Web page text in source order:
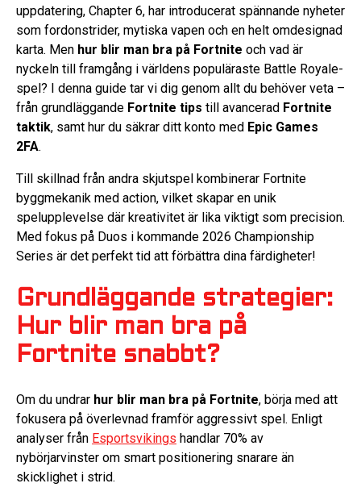
uppdatering, Chapter 6, har introducerat spännande nyheter
som fordonstrider, mytiska vapen och en helt omdesignad
karta. Men hur blir man bra på Fortnite och vad är
nyckeln till framgång i världens populäraste Battle Royale-
spel? I denna guide tar vi dig genom allt du behöver veta –
från grundläggande Fortnite tips till avancerad Fortnite
taktik, samt hur du säkrar ditt konto med Epic Games
2FA.
Till skillnad från andra skjutspel kombinerar Fortnite
byggmekanik med action, vilket skapar en unik
spelupplevelse där kreativitet är lika viktigt som precision.
Med fokus på Duos i kommande 2026 Championship
Series är det perfekt tid att förbättra dina färdigheter!
Grundläggande strategier:
Hur blir man bra på
Fortnite snabbt?
Om du undrar hur blir man bra på Fortnite, börja med att
fokusera på överlevnad framför aggressivt spel. Enligt
analyser från Esportsvikings handlar 70% av
nybörjarvinster om smart positionering snarare än
skicklighet i strid.